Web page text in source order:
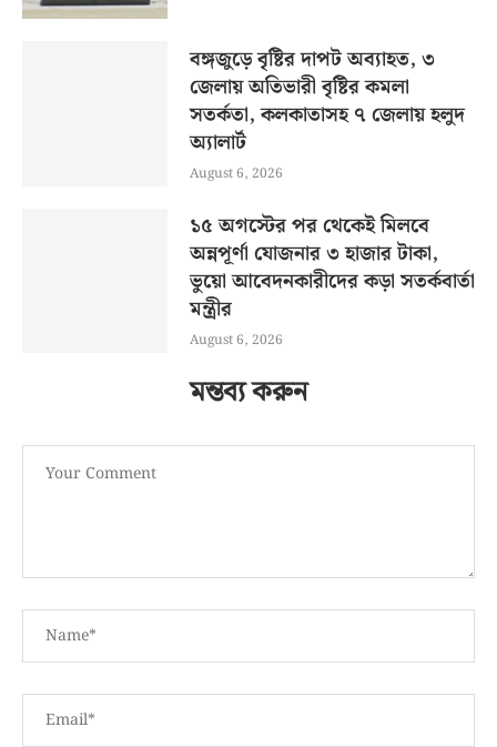
বঙ্গজুড়ে বৃষ্টির দাপট অব্যাহত, ৩
জেলায় অতিভারী বৃষ্টির কমলা
সতর্কতা, কলকাতাসহ ৭ জেলায় হলুদ
অ্যালার্ট
August 6, 2026
১৫ অগস্টের পর থেকেই মিলবে
অন্নপূর্ণা যোজনার ৩ হাজার টাকা,
ভুয়ো আবেদনকারীদের কড়া সতর্কবার্তা
মন্ত্রীর
August 6, 2026
মন্তব্য করুন